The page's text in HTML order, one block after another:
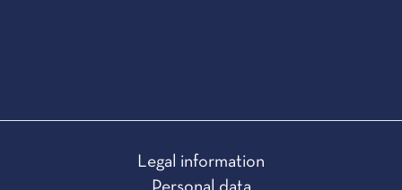
Legal information